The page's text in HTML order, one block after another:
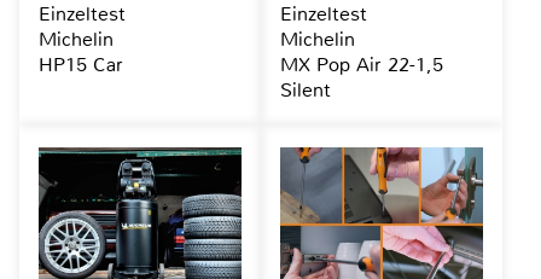
Einzeltest
Michelin
HP15 Car
Einzeltest
Michelin
MX Pop Air 22-1,5
Silent